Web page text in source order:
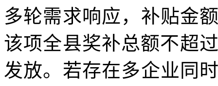
多轮需求响应，补贴金
该项全县奖补总额不超
发放。若存在多企业同